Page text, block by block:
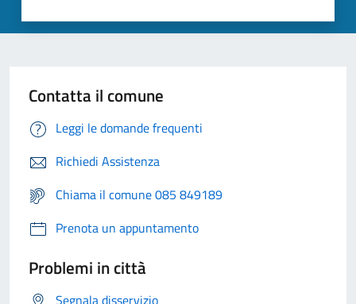
Contatta il comune
Leggi le domande frequenti
Richiedi Assistenza
Chiama il comune 085 849189
Prenota un appuntamento
Problemi in città